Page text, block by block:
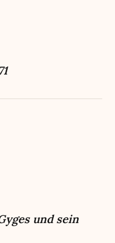
und sein